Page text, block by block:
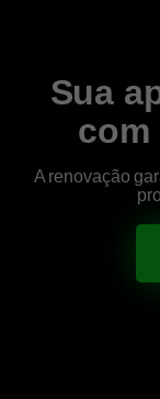
Sua
com
A renovação